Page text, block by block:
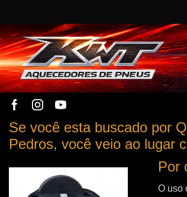
Se você esta buscado por
Pedros, você veio ao lugar
Por
O uso